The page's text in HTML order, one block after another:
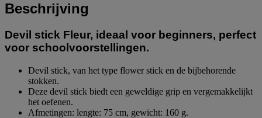
Beschrijving
Devil stick Fleur, ideaal voor beginners, perfect
voor schoolvoorstellingen.
Devil stick, van het type flower stick en de bijbehorende
stokken.
Deze devil stick biedt een geweldige grip en vergemakkelijkt
het oefenen.
Afmetingen: lengte: 75 cm, gewicht: 160 g.